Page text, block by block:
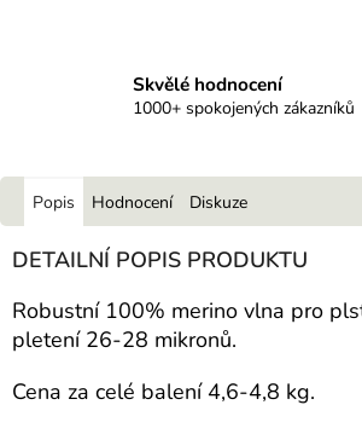
Skvělé hodnocení
1000+ spokojených zákazníků
Popis Hodnocení Diskuze
DETAILNÍ POPIS PRODUKTU
Robustní 100% merino vlna pro
pletení 26-28 mikronů.
Cena za celé balení 4,6-4,8 kg.